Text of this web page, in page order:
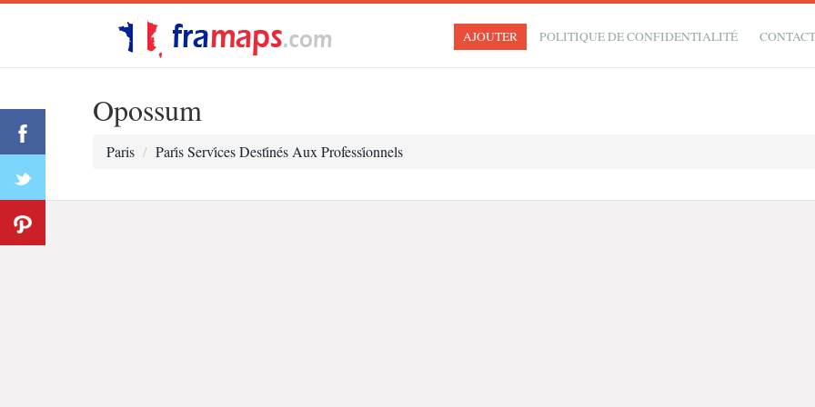
AJOUTER POLITIQUE DE CONFIDENTIALITÉ
Opossum
Paris Pari̇s Servi̇ces Desti̇nés Aux Professi̇onnels